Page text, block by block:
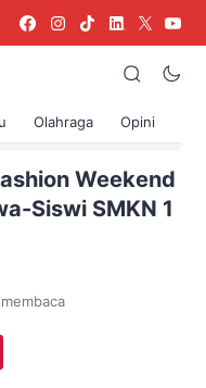
Olahraga Opini
Weekend
Siswi SMKN 1